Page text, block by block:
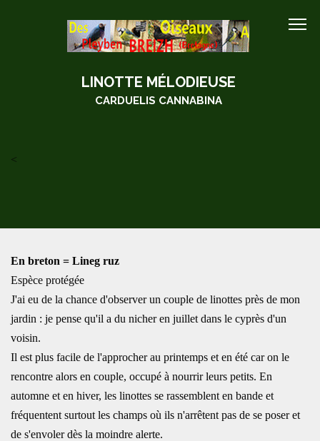
LINOTTE MÉLODIEUSE
CARDUELIS CANNABINA
<
En breton = Lineg ruz
Espèce protégée
J'ai eu de la chance d'observer un couple de linottes près de mon
jardin : je pense qu'il a du nicher en juillet dans le cyprès d'un
voisin.
Il est plus facile de l'approcher au printemps et en été car on le
rencontre alors en couple, occupé à nourrir leurs petits. En
automne et en hiver, les linottes se rassemblent en bande et
fréquentent surtout les champs où ils n'arrêtent pas de se poser et
de s'envoler dès la moindre alerte.